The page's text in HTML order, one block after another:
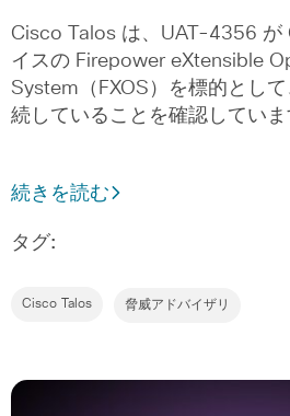
Cisco Talos は、UAT-4356 が
イスの Firepower eXtensible
System（FXOS）を標的とし
続していることを確認していま
続きを読む
タグ:
Cisco Talos 脅威アドバイザリ